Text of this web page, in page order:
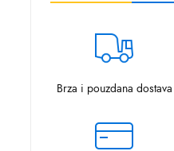
Brza i pouzdana dostava